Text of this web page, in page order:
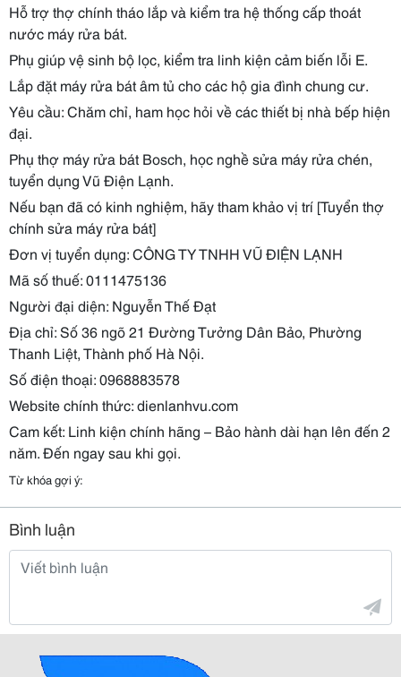
Hỗ trợ thợ chính tháo lắp và kiểm tra hệ thống cấp thoát
nước máy rửa bát.
Phụ giúp vệ sinh bộ lọc, kiểm tra linh kiện cảm biến lỗi E.
Lắp đặt máy rửa bát âm tủ cho các hộ gia đình chung cư.
Yêu cầu: Chăm chỉ, ham học hỏi về các thiết bị nhà bếp hiện
đại.
Phụ thợ máy rửa bát Bosch, học nghề sửa máy rửa chén,
tuyển dụng Vũ Điện Lạnh.
Nếu bạn đã có kinh nghiệm, hãy tham khảo vị trí [Tuyển thợ
chính sửa máy rửa bát]
Đơn vị tuyển dụng: CÔNG TY TNHH VŨ ĐIỆN LẠNH
Mã số thuế: 0111475136
Người đại diện: Nguyễn Thế Đạt
Địa chỉ: Số 36 ngõ 21 Đường Tưởng Dân Bảo, Phường
Thanh Liệt, Thành phố Hà Nội.
Số điện thoại: 0968883578
Website chính thức: dienlanhvu.com
Cam kết: Linh kiện chính hãng – Bảo hành dài hạn lên đến 2
năm. Đến ngay sau khi gọi.
Từ khóa gợi ý:
Bình luận